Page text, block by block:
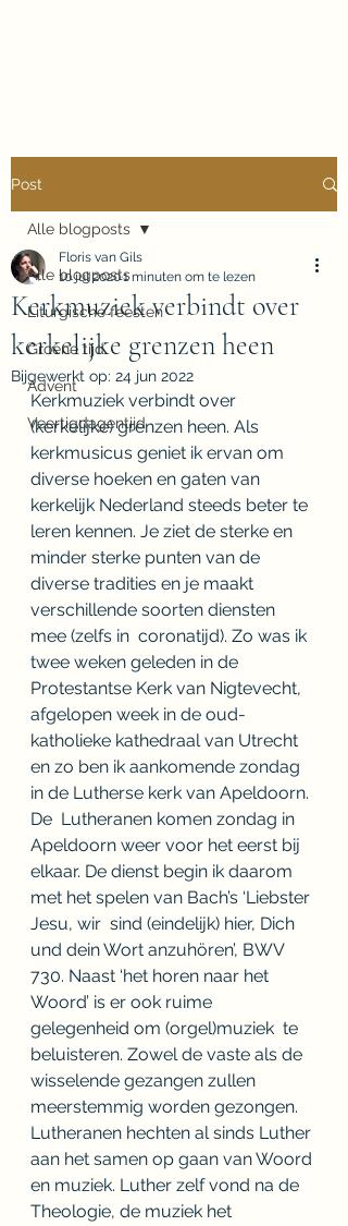
Post
Alle blogposts
Liturgische feesten
Groene tijd
Advent
Veertigdagentijd
Alle blogposts
Kerkmuziek verbindt over
kerkelijke grenzen heen
Floris van Gils
10 jul 20201 minuten om te lezen
Bijgewerkt op: 24 jun 2022
Kerkmuziek verbindt over
(kerkelijke) grenzen heen. Als
kerkmusicus geniet ik ervan om
diverse hoeken en gaten van
kerkelijk Nederland steeds beter te
leren kennen. Je ziet de sterke en
minder sterke punten van de
diverse tradities en je maakt
verschillende soorten diensten
mee (zelfs in  coronatijd). Zo was ik
twee weken geleden in de
Protestantse Kerk van Nigtevecht,
afgelopen week in de oud-
katholieke kathedraal van Utrecht
en zo ben ik aankomende zondag
in de Lutherse kerk van Apeldoorn.
De  Lutheranen komen zondag in
Apeldoorn weer voor het eerst bij
elkaar. De dienst begin ik daarom
met het spelen van Bach’s ‘Liebster
Jesu, wir  sind (eindelijk) hier, Dich
und dein Wort anzuhören’, BWV
730. Naast ‘het horen naar het
Woord’ is er ook ruime
gelegenheid om (orgel)muziek  te
beluisteren. Zowel de vaste als de
wisselende gezangen zullen
meerstemmig worden gezongen.
Lutheranen hechten al sinds Luther
aan het samen op gaan van Woord
en muziek. Luther zelf vond na de
Theologie, de muziek het